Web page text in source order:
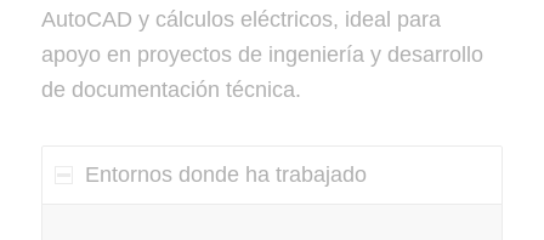
AutoCAD y cálculos eléctricos, ideal para
apoyo en proyectos de ingeniería y desarrollo
de documentación técnica.
Entornos donde ha trabajado